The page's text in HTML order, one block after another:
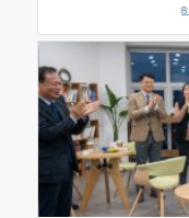
상황 속에서도 학교